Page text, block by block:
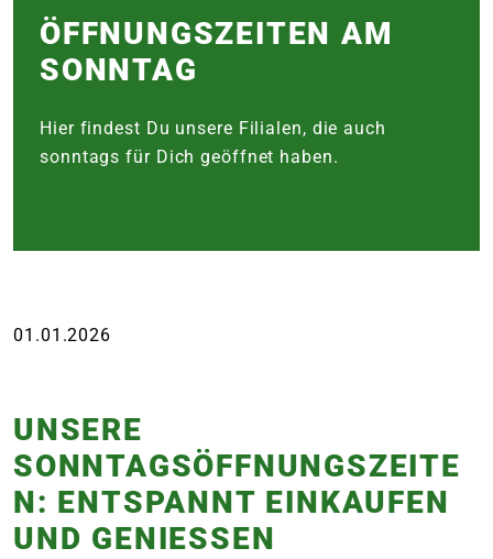
ÖFFNUNGS­ZEITEN AM
SONNTAG
Hier findest Du unsere Filialen, die auch
sonntags für Dich geöffnet haben.
01.01.2026
UNSERE
SONNTAGSÖFFNUNGSZEITE
N: ENTSPANNT EINKAUFEN
UND GENIESSEN